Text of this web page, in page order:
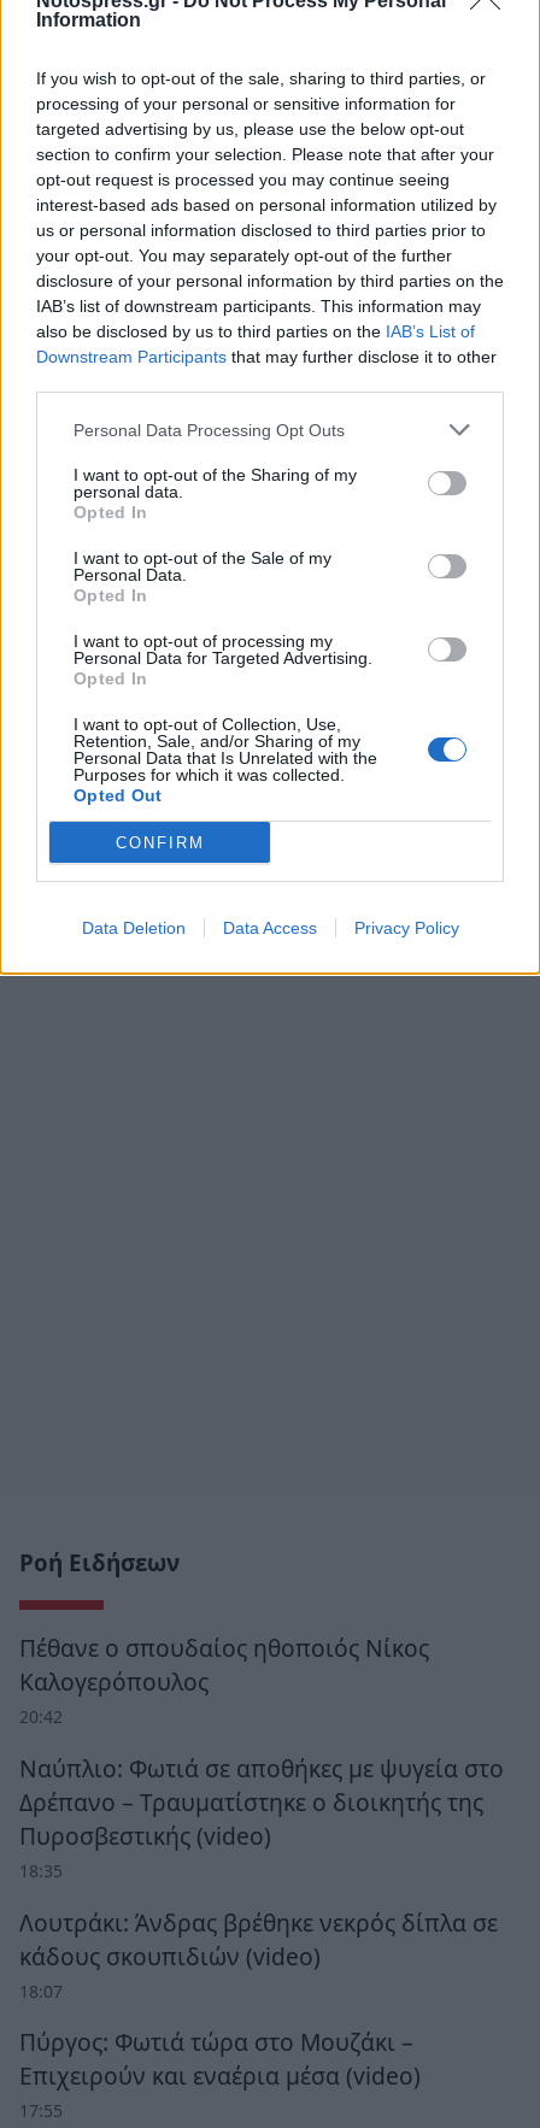
Information
If you wish to opt-out of the sale, sharing to third parties, or
processing of your personal or sensitive information for
targeted advertising by us, please use the below opt-out
section to confirm your selection. Please note that after your
opt-out request is processed you may continue seeing
interest-based ads based on personal information utilized by
us or personal information disclosed to third parties prior to
your opt-out. You may separately opt-out of the further
disclosure of your personal information by third parties on the
IAB’s list of downstream participants. This information may
also be disclosed by us to third parties on the IAB’s List of
Downstream Participants that may further disclose it to other
Personal Data Processing Opt Outs
I want to opt-out of the Sharing of my
personal data.
Opted In
I want to opt-out of the Sale of my
Personal Data.
Opted In
I want to opt-out of processing my
Personal Data for Targeted Advertising.
Opted In
I want to opt-out of Collection, Use,
Retention, Sale, and/or Sharing of my
Personal Data that Is Unrelated with the
Purposes for which it was collected.
Opted Out
CONFIRM
Data Deletion Data Access Privacy Policy
Κατά την έρευνα στην ευρύτερη περιοχή
αστυνομικοί εντόπισαν στην επαρχιακή οδό
άτομα για τα οποία εξετάζεται η εμπλοκή τους
στην υπόθεση.
Ροή Ειδήσεων
Πέθανε ο σπουδαίος ηθοποιός Νίκος
Καλογερόπουλος
20:42
Ναύπλιο: Φωτιά σε αποθήκες με ψυγεία στο
Δρέπανο – Τραυματίστηκε ο διοικητής της
Πυροσβεστικής (video)
18:35
Λουτράκι: Άνδρας βρέθηκε νεκρός δίπλα σε
κάδους σκουπιδιών (video)
18:07
Πύργος: Φωτιά τώρα στο Μουζάκι –
Επιχειρούν και εναέρια μέσα (video)
17:55